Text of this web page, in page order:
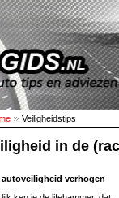
Veiligheidstips
in de
autoveiligheid verhogen